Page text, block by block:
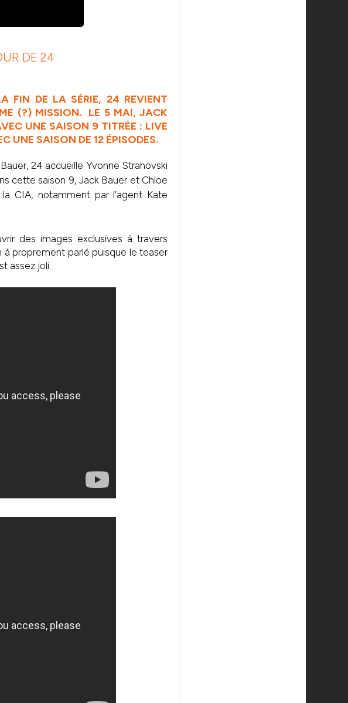
DE 24
FIN DE LA SÉRIE, 24 REVIENT
(?) MISSION. LE 5 MAI, JACK
UNE SAISON 9 TITRÉE : LIVE
UNE SAISON DE 12 ÉPISODES.
24 accueille Yvonne Strahovski
cette saison 9, Jack Bauer et Chloe
CIA, notamment par l’agent Kate
des images exclusives à travers
à proprement parlé puisque le teaser
assez joli.